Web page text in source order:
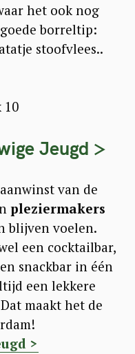
het ook nog
borreltip:
stoofvlees..
10
Jeugd >
van de
pleziermakers
blijven voelen.
een cocktailbar,
snackbar in één
een lekkere
maakt het de
>